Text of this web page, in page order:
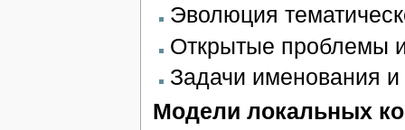
Эволюция
Открытые проблемы
Задачи именования
Модели локальных